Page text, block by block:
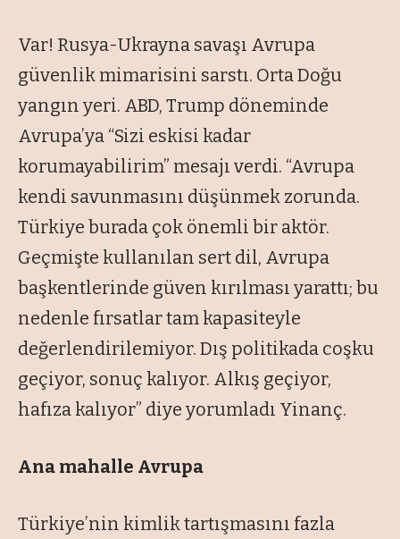
Var! Rusya-Ukrayna savaşı Avrupa
güvenlik mimarisini sarstı. Orta Doğu
yangın yeri. ABD, Trump döneminde
Avrupa’ya “Sizi eskisi kadar
korumayabilirim” mesajı verdi. “Avrupa
kendi savunmasını düşünmek zorunda.
Türkiye burada çok önemli bir aktör.
Geçmişte kullanılan sert dil, Avrupa
başkentlerinde güven kırılması yarattı; bu
nedenle fırsatlar tam kapasiteyle
değerlendirilemiyor. Dış politikada coşku
geçiyor, sonuç kalıyor. Alkış geçiyor,
hafıza kalıyor” diye yorumladı Yinanç.
Ana mahalle Avrupa
Türkiye’nin kimlik tartışmasını fazla